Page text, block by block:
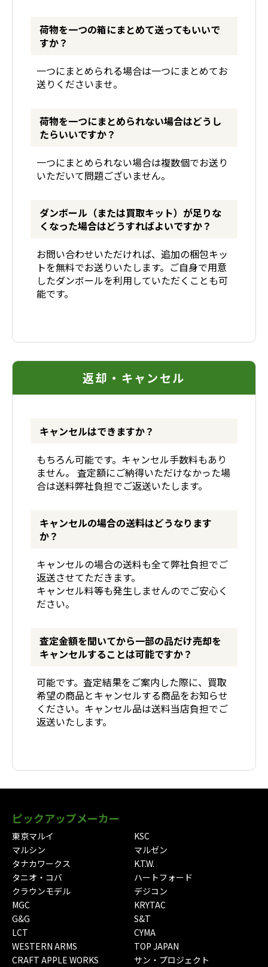
荷物を一つの箱にまとめて送ってもいいで
すか？
一つにまとめられる場合は一つにまとめてお
送りくださいませ。
荷物を一つにまとめられない場合はどうし
たらいいですか？
一つにまとめられない場合は複数個でお送り
いただいて問題ございません。
ダンボール（または買取キット）が足りな
くなった場合はどうすればよいですか？
お問い合わせいただければ、追加の梱包キッ
トを無料でお送りいたします。ご自身で用意
したダンボールを利用していただくことも可
能です。
返却・キャンセル
キャンセルはできますか？
もちろん可能です。キャンセル手数料もあり
ません。 査定額にご納得いただけなかった場
合は送料弊社負担でご返送いたします。
キャンセルの場合の送料はどうなります
か？
キャンセルの場合の送料も全て弊社負担でご
返送させてただきます。
キャンセル料等も発生しませんのでご安心く
ださい。
査定金額を聞いてから一部の品だけ売却を
キャンセルすることは可能ですか？
可能です。査定結果をご案内した際に、買取
希望の商品とキャンセルする商品をお知らせ
ください。キャンセル品は送料当店負担でご
返送いたします。
ピックアップメーカー
東京マルイ
KSC
マルシン
マルゼン
タナカワークス
K.T.W.
タニオ・コバ
ハートフォード
クラウンモデル
デジコン
MGC
KRYTAC
G&G
S&T
LCT
CYMA
WESTERN ARMS
TOP JAPAN
CRAFT APPLE WORKS
サン・プロジェクト